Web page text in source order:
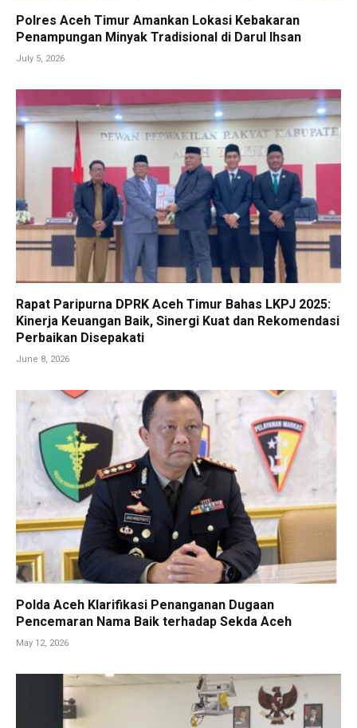
Polres Aceh Timur Amankan Lokasi Kebakaran
Penampungan Minyak Tradisional di Darul Ihsan
July 5, 2026
Rapat Paripurna DPRK Aceh Timur Bahas LKPJ 2025:
Kinerja Keuangan Baik, Sinergi Kuat dan Rekomendasi
Perbaikan Disepakati
June 8, 2026
Polda Aceh Klarifikasi Penanganan Dugaan
Pencemaran Nama Baik terhadap Sekda Aceh
May 12, 2026